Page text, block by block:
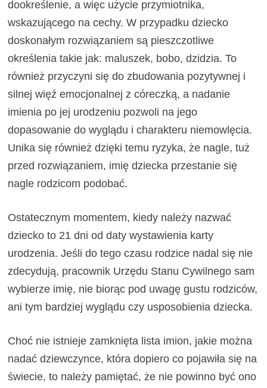
dookreślenie, a więc użycie przymiotnika,
wskazującego na cechy. W przypadku dziecko
doskonałym rozwiązaniem są pieszczotliwe
określenia takie jak: maluszek, bobo, dzidzia. To
również przyczyni się do zbudowania pozytywnej i
silnej więź emocjonalnej z córeczką, a nadanie
imienia po jej urodzeniu pozwoli na jego
dopasowanie do wyglądu i charakteru niemowlęcia.
Unika się również dzięki temu ryzyka, że nagle, tuż
przed rozwiązaniem, imię dziecka przestanie się
nagle rodzicom podobać.
Ostatecznym momentem, kiedy należy nazwać
dziecko to 21 dni od daty wystawienia karty
urodzenia. Jeśli do tego czasu rodzice nadal się nie
zdecydują, pracownik Urzędu Stanu Cywilnego sam
wybierze imię, nie biorąc pod uwagę gustu rodziców,
ani tym bardziej wyglądu czy usposobienia dziecka.
Choć nie istnieje zamknięta lista imion, jakie można
nadać dziewczynce, która dopiero co pojawiła się na
świecie, to należy pamiętać, że nie powinno być ono